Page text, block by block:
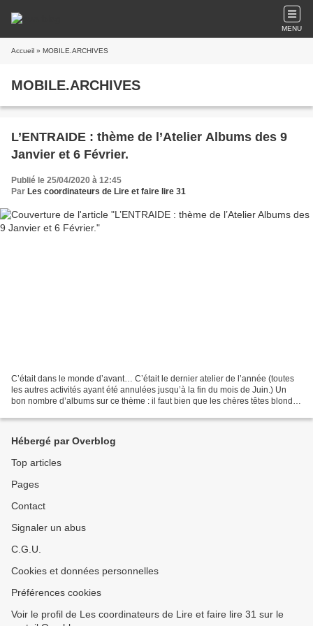
MENU
Accueil » MOBILE.ARCHIVES
MOBILE.ARCHIVES
L’ENTRAIDE : thème de l’Atelier Albums des 9
Janvier et 6 Février.
Publié le 25/04/2020 à 12:45
Par Les coordinateurs de Lire et faire lire 31
C’était dans le monde d’avant… C’était le dernier atelier de l’année (toutes
les autres activités ayant été annulées jusqu’à la fin du mois de Juin.) Un
bon nombre d’albums sur ce thème : il faut bien que les chères têtes blondes
Hébergé par Overblog
Top articles
Pages
Contact
Signaler un abus
C.G.U.
Cookies et données personnelles
Préférences cookies
Voir le profil de Les coordinateurs de Lire et faire lire 31 sur le